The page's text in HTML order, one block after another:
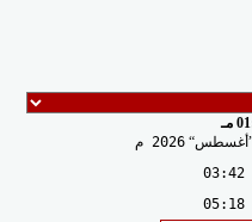
مـ
أغسطس 2026 م
03:42
05:18